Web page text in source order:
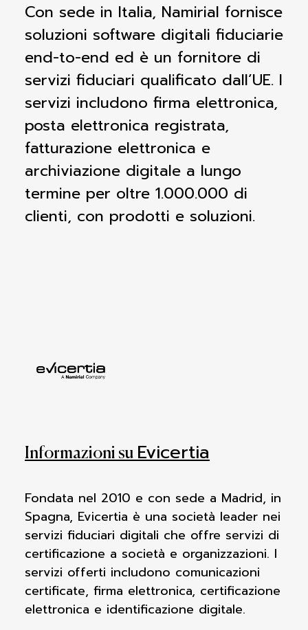
Con sede in Italia, Namirial fornisce
soluzioni software digitali fiduciarie
end-to-end ed è un fornitore di
servizi fiduciari qualificato dall’UE. I
servizi includono firma elettronica,
posta elettronica registrata,
fatturazione elettronica e
archiviazione digitale a lungo
termine per oltre 1.000.000 di
clienti, con prodotti e soluzioni.
Informazioni su Evicertia
Fondata nel 2010 e con sede a Madrid, in
Spagna, Evicertia è una società leader nei
servizi fiduciari digitali che offre servizi di
certificazione a società e organizzazioni. I
servizi offerti includono comunicazioni
certificate, firma elettronica, certificazione
elettronica e identificazione digitale.